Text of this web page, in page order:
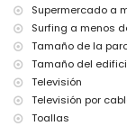
ciclismo (a
tenis,
pesca, buceo,
5 kilómetros
golf (Golf de
villa)
rafting (a
Supermercado a
Surfing a menos
Tamaño de la
Tamaño del
Televisión
Televisión por
Toallas